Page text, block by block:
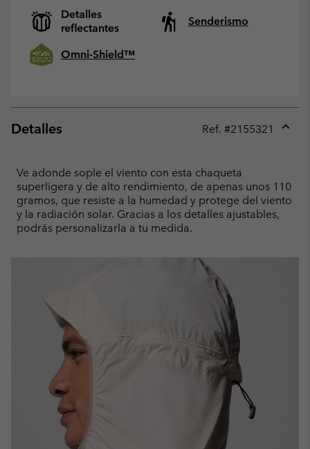
Detalles
reflectantes
Senderismo
Omni-Shield™
Detalles Ref. #2155321
Ve adonde sople el viento con esta chaqueta
superligera y de alto rendimiento, de apenas unos 110
gramos, que resiste a la humedad y protege del viento
y la radiación solar. Gracias a los detalles ajustables,
podrás personalizarla a tu medida.